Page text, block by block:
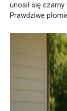
unosił się czarny
Prawdziwe